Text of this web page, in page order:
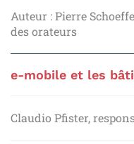
Auteur : Pierre
des orateurs
e-mobile et les
Claudio Pfister,